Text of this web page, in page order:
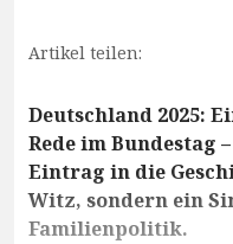
Artikel teilen:
Deutschland 2025:
Rede im Bundestag
Eintrag in die
Witz, sondern ein
Familienpolitik.